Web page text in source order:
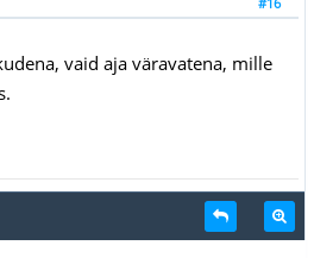
vaid aja väravatena, mille